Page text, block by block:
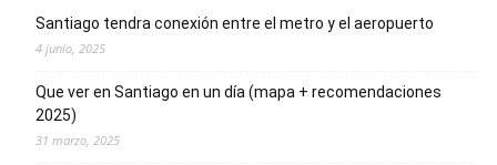
Santiago tendra conexión entre el metro y el aeropuerto
4 junio, 2025
Que ver en Santiago en un día (mapa + recomendaciones
2025)
31 marzo, 2025